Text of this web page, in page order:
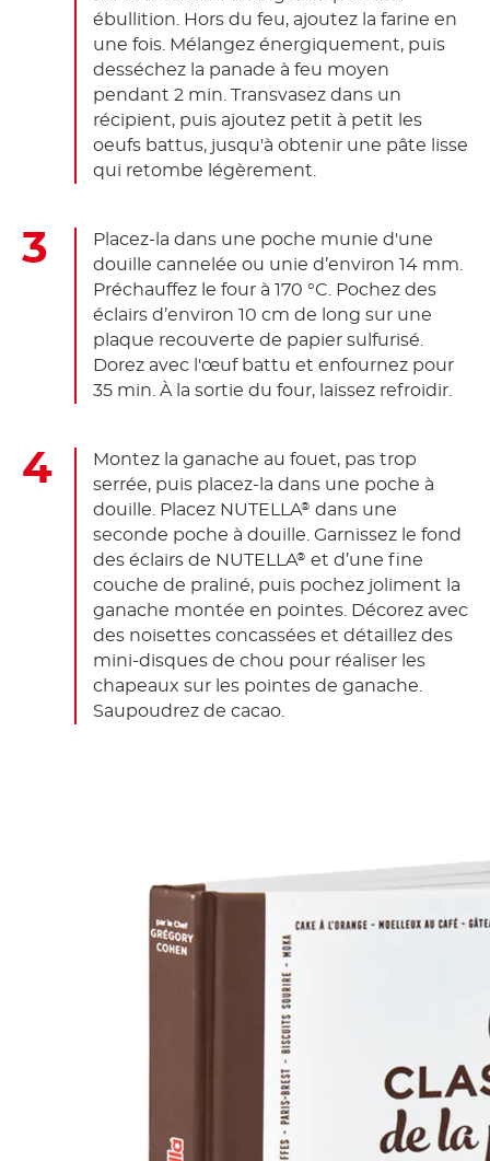
ébullition. Hors du feu, ajoutez la farine en
une fois. Mélangez énergiquement, puis
desséchez la panade à feu moyen
pendant 2 min. Transvasez dans un
récipient, puis ajoutez petit à petit les
oeufs battus, jusqu'à obtenir une pâte lisse
qui retombe légèrement.
Placez-la dans une poche munie d'une
douille cannelée ou unie d’environ 14 mm.
Préchauffez le four à 170 °C. Pochez des
éclairs d’environ 10 cm de long sur une
plaque recouverte de papier sulfurisé.
Dorez avec l'œuf battu et enfournez pour
35 min. À la sortie du four, laissez refroidir.
Montez la ganache au fouet, pas trop
serrée, puis placez-la dans une poche à
douille. Placez NUTELLA® dans une
seconde poche à douille. Garnissez le fond
des éclairs de NUTELLA® et d’une fine
couche de praliné, puis pochez joliment la
ganache montée en pointes. Décorez avec
des noisettes concassées et détaillez des
mini-disques de chou pour réaliser les
chapeaux sur les pointes de ganache.
Saupoudrez de cacao.